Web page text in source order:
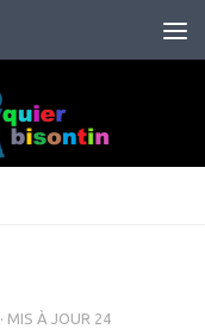
· MIS À JOUR 24